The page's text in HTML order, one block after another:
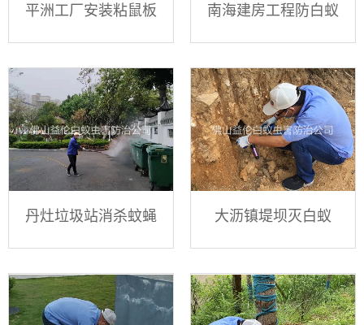
平洲工厂安装粘鼠板 南海建房工程防白蚁
丹灶垃圾站消杀蚊蝇 大沥镇堤坝灭白蚁